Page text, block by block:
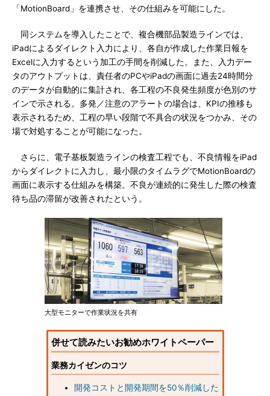
「MotionBoard」を連携させ、その仕組みを可能にした。
同システムを導入したことで、複合機部品製造ラインでは、
iPadによるダイレクト入力により、各自が作成した作業日報を
Excelに入力するという加工の手間を削減した。また、入力デー
タのアウトプットは、責任者のPCやiPadの画面に過去24時間分
のデータが自動的に集計され、各工程の不良発生頻度が色別のサ
インで示される。多発／注意のアラートの場合は、KPIの推移も
表示されるため、工程の早い段階で不具合の状況をつかみ、その
場で対処することが可能になった。
さらに、電子基板製造ラインの検査工程でも、不良情報をiPad
からダイレクトに入力し、最小限のタイムラグでMotionBoardの
画面に表示する仕組みを構築。不良が連続的に発生した際の検査
待ち品の滞留が改善されたという。
大型モニターで作業状況を共有
併せて読みたいお勧めホワイトペーパー
業務カイゼンのコツ
開発コストと開発期間を50％削減した